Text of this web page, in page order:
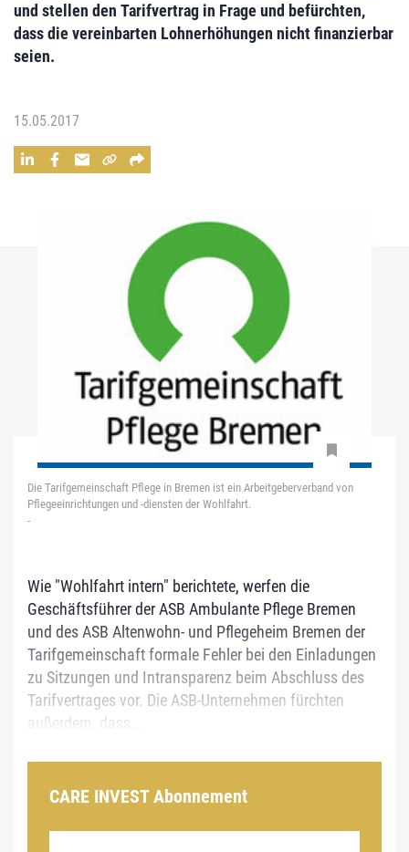
und stellen den Tarifvertrag in Frage und befürchten,
dass die vereinbarten Lohnerhöhungen nicht finanzierbar
seien.
15.05.2017
Die Tarifgemeinschaft Pflege in Bremen ist ein Arbeitgeberverband von
Pflegeeinrichtungen und -diensten der Wohlfahrt.
-
Wie "Wohlfahrt intern" berichtete, werfen die
Geschäftsführer der ASB Ambulante Pflege Bremen
und des ASB Altenwohn- und Pflegeheim Bremen der
Tarifgemeinschaft formale Fehler bei den Einladungen
zu Sitzungen und Intransparenz beim Abschluss des
Tarifvertrages vor. Die ASB-Unternehmen fürchten
außerdem, dass...
CARE INVEST Abonnement